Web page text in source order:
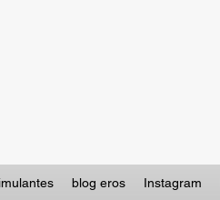
blog eros Instagram